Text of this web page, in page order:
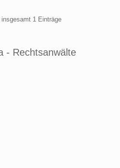
1 Einträge
- Rechtsanwälte